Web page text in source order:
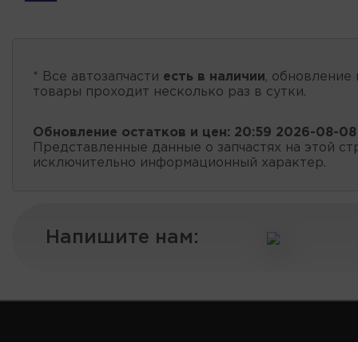
* Все автозапчасти есть в наличии, обновление
товары проходит несколько раз в сутки.
Обновление остатков и цен: 20:59 2026-08-08
Представленные данные о запчастях на этой
исключительно информационный характер.
Напишите нам: